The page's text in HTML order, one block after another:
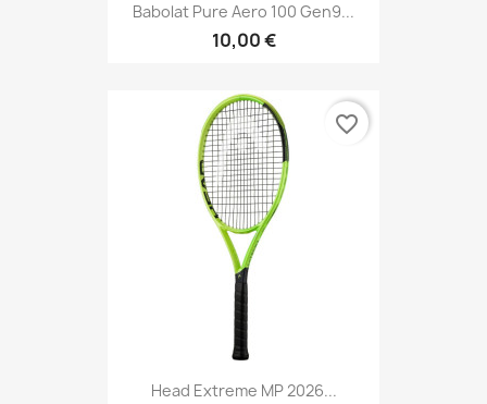
Babolat Pure Aero 100 Gen9...
10,00 €
Head Extreme MP 2026...
favorite_border